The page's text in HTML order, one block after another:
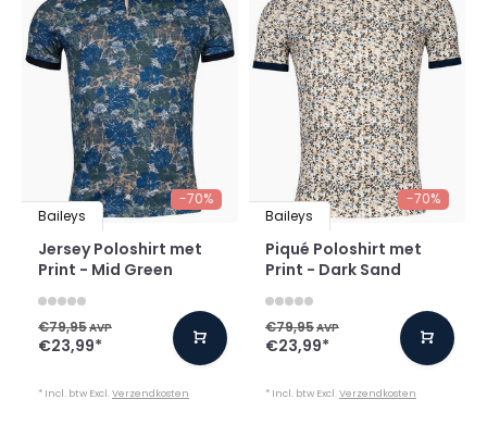
-70%
Baileys
Jersey Poloshirt met
Print - Mid Green
€79,95AVP
€23,99*
* Incl. btw Excl. Verzendkosten
-70%
Baileys
Piqué Poloshirt met
Print - Dark Sand
€79,95AVP
€23,99*
* Incl. btw Excl. Verzendkosten